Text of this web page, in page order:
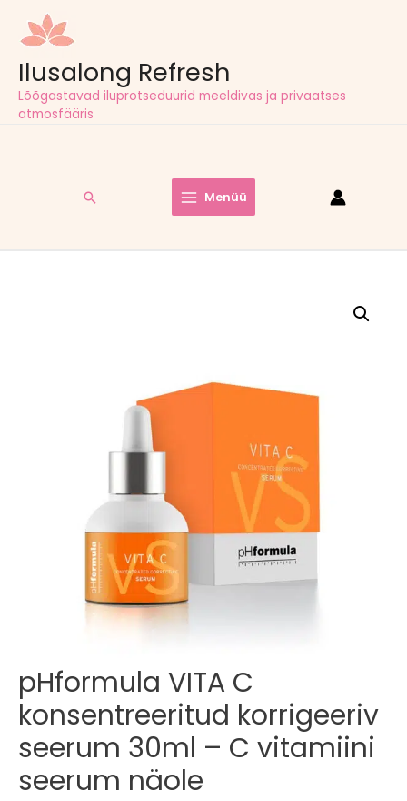
60,00€
Ilusalong Refresh
Lõõgastavad iluprotseduurid meeldivas ja privaatses
atmosfääris
Search
Main
Menüü
/ pHformula VITA C konsentreeritud korrigeeriv
pHformula VITA C
konsentreeritud korrigeeriv
seerum 30ml – C vitamiini
seerum näole